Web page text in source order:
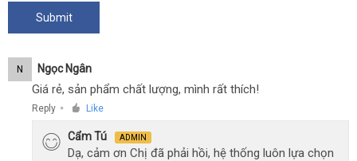
N Ngọc Ngân
Giá rẻ, sản phẩm chất lượng, mình rất thích!
Reply ● Like
Cẩm Tú ADMIN
Dạ, cảm ơn Chị đã phải hồi, hệ thống luôn lựa chọn